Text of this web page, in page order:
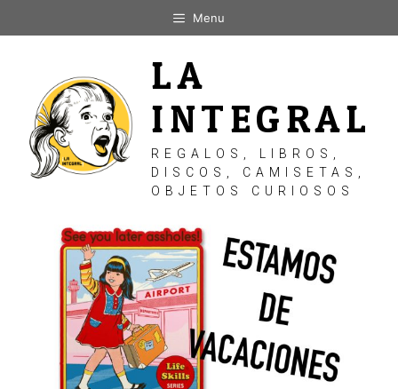
al
Menu
LA
INTEGRAL
REGALOS, LIBROS,
DISCOS, CAMISETAS,
OBJETOS CURIOSOS